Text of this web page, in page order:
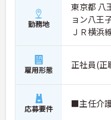
勤務地
東京都 八
ョン八王
ＪＲ横浜
雇用形態 正社員(正
応募要件 ■主任介